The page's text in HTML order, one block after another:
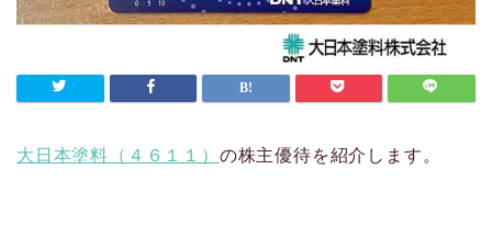
大日本塗料（４６１１） の株主優待を紹介します。